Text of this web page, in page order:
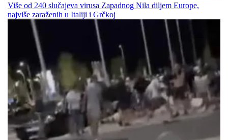
Više od 240 slučajeva virusa Zapadnog Nila diljem Europe,
najviše zaraženih u Italiji i Grčkoj